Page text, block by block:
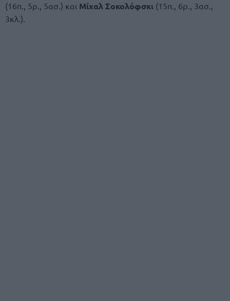
(16π., 5ρ., 5ασ.) και Μίχαλ Σοκολόφσκι (15π., 6ρ., 3ασ.,
3κλ.).